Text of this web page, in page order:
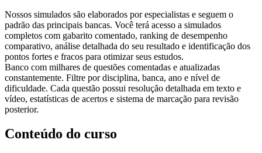
Nossos simulados são elaborados por especialistas e seguem o
padrão das principais bancas. Você terá acesso a simulados
completos com gabarito comentado, ranking de desempenho
comparativo, análise detalhada do seu resultado e identificação dos
pontos fortes e fracos para otimizar seus estudos.
Banco com milhares de questões comentadas e atualizadas
constantemente. Filtre por disciplina, banca, ano e nível de
dificuldade. Cada questão possui resolução detalhada em texto e
vídeo, estatísticas de acertos e sistema de marcação para revisão
posterior.
Conteúdo do curso